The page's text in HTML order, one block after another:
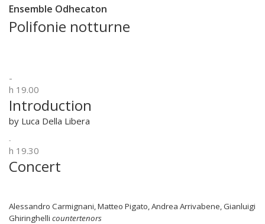
Ensemble Odhecaton
Polifonie notturne
-
h 19.00
Introduction
by Luca Della Libera
-
h 19.30
Concert
Alessandro Carmignani, Matteo Pigato, Andrea Arrivabene, Gianluigi
Ghiringhelli countertenors